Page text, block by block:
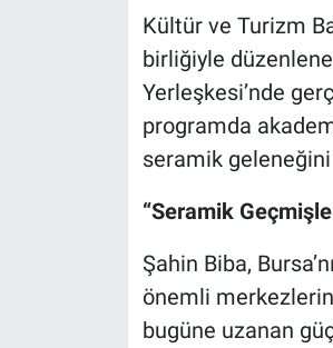
Kültür ve Turizm
birliğiyle
Yerleşkesi’nde
programda
seramik
“Seramik
Şahin Biba,
önemli
bugüne uzanan